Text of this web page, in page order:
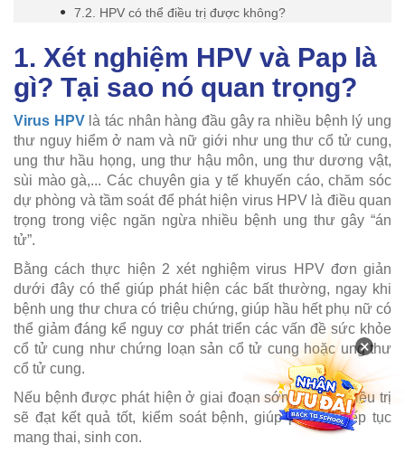
7.2. HPV có thể điều trị được không?
1. Xét nghiệm HPV và Pap là
gì? Tại sao nó quan trọng?
Virus HPVlà tác nhân hàng đầu gây ra nhiều bệnh lý ung
thư nguy hiểm ở nam và nữ giới như ung thư cổ tử cung,
ung thư hầu họng, ung thư hậu môn, ung thư dương vật,
sùi mào gà,... Các chuyên gia y tế khuyến cáo, chăm sóc
dự phòng và tầm soát để phát hiện virus HPV là điều quan
trọng trong việc ngăn ngừa nhiều bệnh ung thư gây “án
tử”.
Bằng cách thực hiện 2 xét nghiệm virus HPV đơn giản
dưới đây có thể giúp phát hiện các bất thường, ngay khi
bệnh ung thư chưa có triệu chứng, giúp hầu hết phụ nữ có
thể giảm đáng kể nguy cơ phát triển các vấn đề sức khỏe
cổ tử cung như chứng loạn sản cổ tử cung hoặc ung thư
cổ tử cung.
Nếu bệnh được phát hiện ở giai đoạn sớm thì việc điều trị
sẽ đạt kết quả tốt, kiểm soát bệnh, giúp phụ nữ tiếp tục
mang thai, sinh con.
×